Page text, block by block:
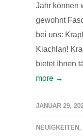
Jahr können
gewohnt
bei uns:
Kiachlan!
bietet Ihnen
more →
JANUAR 29,
NEUIGKEITEN ,